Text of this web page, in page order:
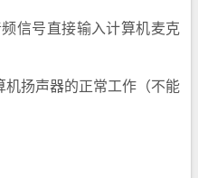
信号直接输入计算机麦克
机扬声器的正常工作（不能